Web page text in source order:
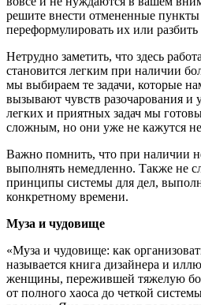
решите внести отмененные
переформулировать их или разбить
Нетрудно заметить, что здесь
становится легким при наличии
мы выбираем те задачи, которые
вызывают чувств разочарования и
легких и приятных задач мы
сложным, но они уже не кажутся
Важно помнить, что при наличии
выполнять немедленно. Также не
принципы системы для дел,
конкретному времени.
Муза и чудовище
«Муза и чудовище: как
называется книга дизайнера и
женщины, пережившей тяжелую
от полного хаоса до четкой